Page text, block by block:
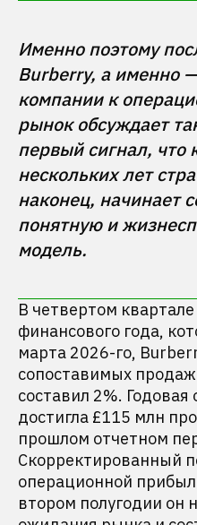
Именно поэтому
Burberry, а именно
компании к
рынок обсуждает
первый сигнал, что
нескольких лет
наконец, начинает
понятную и
модель.
В четвертом
финансового года,
марта 2026-го,
сопоставимых продаж
составил 2%.
достигла £115 млн
прошлом отчетном
Скорректированный
операционной
втором полугодии он